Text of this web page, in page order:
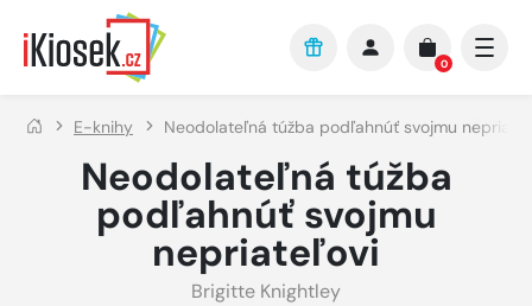
Přejít na hlavní obsah
0
E-knihy Neodolateľná túžba podľahnúť svojmu
Neodolateľná túžba
podľahnúť svojmu
nepriateľovi
Brigitte Knightley